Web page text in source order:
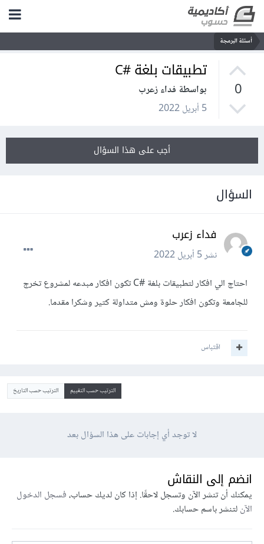
أسئلة البرمجة
0
تطبيقات بلغة #C
بواسطة فداء زعرب
5 أبريل 2022
أجب على هذا السؤال
السؤال
فداء زعرب
نشر5 أبريل 2022
احتاج الي افكار لتطبيقات بلغة #C تكون افكار مبدعه لمشروع تخرج
للجامعة وتكون افكار حلوة ومش متداولة كتير وشكرا مقدما.
اقتباس
الترتيب حسب التقييم الترتيب حسب التاريخ
لا توجد أي إجابات على هذا السؤال بعد
انضم إلى النقاش
يمكنك أن تنشر الآن وتسجل لاحقًا. إذا كان لديك حساب،فسجل الدخول
الآنلتنشر باسم حسابك.